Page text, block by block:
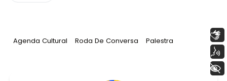
Tag:
Agenda Cultural Tag:
Roda De Conversa Tag:
Palestra